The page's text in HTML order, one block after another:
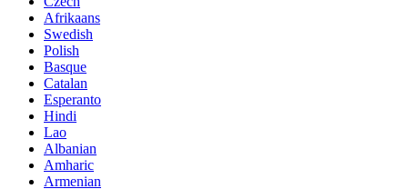
Afrikaans
Swedish
Polish
Basque
Catalan
Esperanto
Hindi
Lao
Albanian
Amharic
Armenian